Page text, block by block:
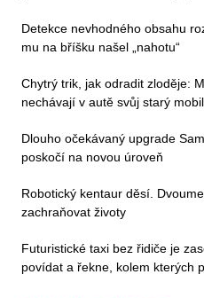
Detekce nevhodného obsahu
mu na bříšku našel „nahotu“
Chytrý trik, jak odradit zloděje:
nechávají v autě svůj starý mobil
Dlouho očekávaný upgrade
poskočí na novou úroveň
Robotický kentaur děsí.
zachraňovat životy
Futuristické taxi bez řidiče je
povídat a řekne, kolem kterých